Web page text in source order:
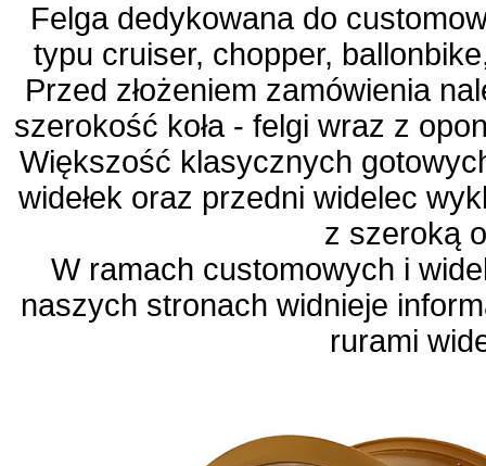
Felga dedykowana do
typu cruiser, chopper,
Przed złożeniem zamówienia
szerokość koła - felgi wraz z
Większość klasycznych
widełek oraz przedni widelec
z szeroką
W ramach customowych i
naszych stronach widnieje
rurami